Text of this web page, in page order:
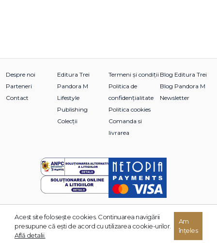
Despre noi
Parteneri
Contact
Editura Trei
Pandora M
Lifestyle
Publishing
Colecții
Termeni și condiții
Politica de
confidențialitate
Politica cookies
Comanda si
livrarea
Blog Editura Trei
Blog Pandora M
Newsletter
© 2026 Grupul Editorial TREI. Toate drepturile rezervate.
Acest site foloseşte cookies. Continuarea navigării
presupune că eşti de acord cu utilizarea cookie-urilor.
Află detalii.
Am
înțeles